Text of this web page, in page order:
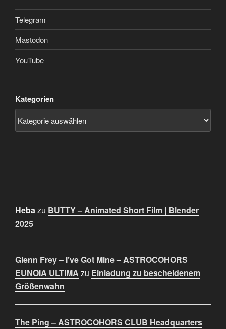
Telegram
Mastodon
YouTube
Kategorien
Hebazu BUTTY – Animated Short Film | Blender
2025
Glenn Frey – I’ve Got Mine – ASTROCOHORS
EUNOIA ULTIMA zu Einladung zu bescheidenem
Größenwahn
The Ping – ASTROCOHORS CLUB Headquarters